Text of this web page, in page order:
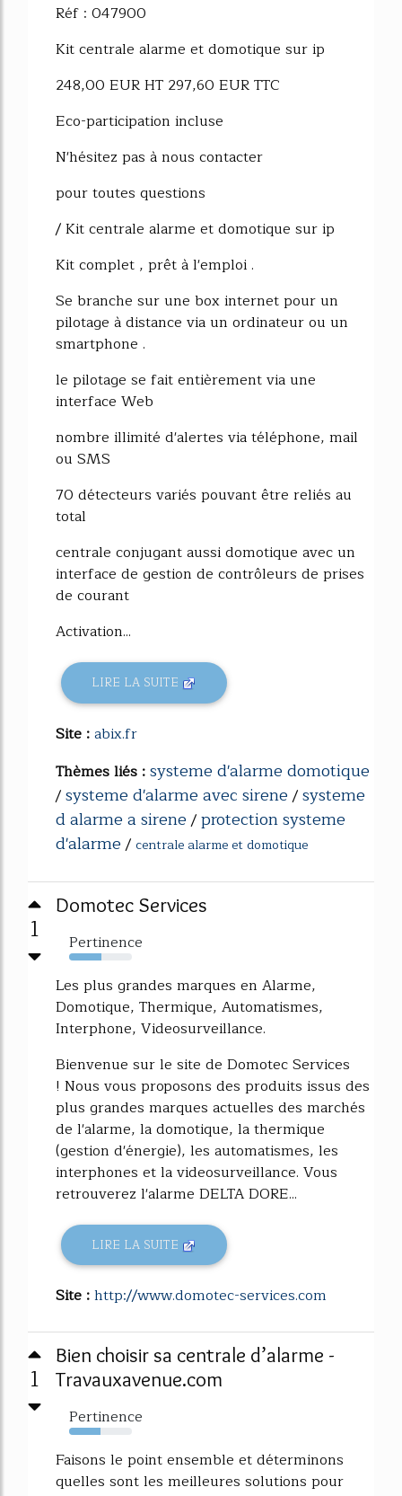
Réf : 047900
Kit centrale alarme et domotique sur ip
248,00 EUR HT 297,60 EUR TTC
Eco-participation incluse
N'hésitez pas à nous contacter
pour toutes questions
/ Kit centrale alarme et domotique sur ip
Kit complet , prêt à l'emploi .
Se branche sur une box internet pour un
pilotage à distance via un ordinateur ou un
smartphone .
le pilotage se fait entièrement via une
interface Web
nombre illimité d'alertes via téléphone, mail
ou SMS
70 détecteurs variés pouvant être reliés au
total
centrale conjugant aussi domotique avec un
interface de gestion de contrôleurs de prises
de courant
Activation...
LIRE LA SUITE
Site :abix.fr
Thèmes liés :systeme d'alarme domotique
/systeme d'alarme avec sirene/systeme
d alarme a sirene/protection systeme
d'alarme/ centrale alarme et domotique
1
Domotec Services
Pertinence
51%
Les plus grandes marques en Alarme,
Domotique, Thermique, Automatismes,
Interphone, Videosurveillance.
Bienvenue sur le site de Domotec Services
! Nous vous proposons des produits issus des
plus grandes marques actuelles des marchés
de l'alarme, la domotique, la thermique
(gestion d'énergie), les automatismes, les
interphones et la videosurveillance. Vous
retrouverez l'alarme DELTA DORE...
LIRE LA SUITE
Site :http://www.domotec-services.com
1
Bien choisir sa centrale d’alarme -
Travauxavenue.com
Pertinence
50%
Faisons le point ensemble et déterminons
quelles sont les meilleures solutions pour